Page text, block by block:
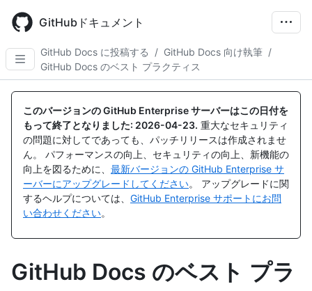
main
content
GitHubドキュメント
GitHub Docs に投稿する / GitHub Docs 向け執筆 /
GitHub Docs のベスト プラクティス
このバージョンの GitHub Enterprise サーバーはこの日付を
もって終了となりました: 2026-04-23. 重大なセキュリティ
の問題に対してであっても、パッチリリースは作成されませ
ん。 パフォーマンスの向上、セキュリティの向上、新機能の
向上を図るために、 最新バージョンの GitHub Enterprise サ
ーバーにアップグレードしてください。 アップグレードに関
するヘルプについては、 GitHub Enterprise サポートにお問
い合わせください。
GitHub Docs のベスト プラ